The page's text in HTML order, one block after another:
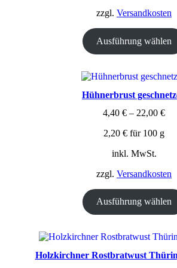
zzgl. Versandkosten
Ausführung wählen
Hühnerbrust
4,40 € – 22,00 €
2,20 € für 100 g
inkl. MwSt.
zzgl. Versandkosten
Ausführung wählen
Holzkirchner Rostbratwust